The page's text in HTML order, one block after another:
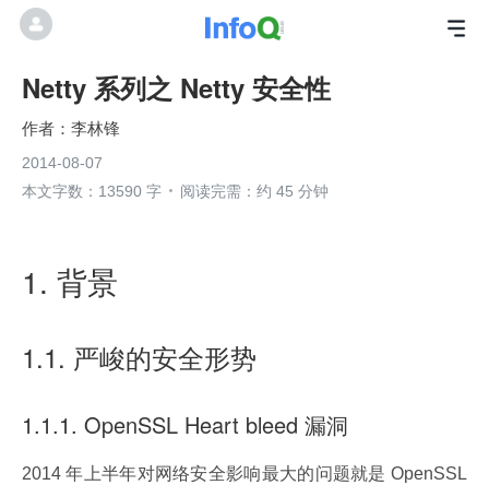
Netty 系列之 Netty 安全性
李林锋
2014-08-07
本文字数：13590 字
阅读完需：约 45 分钟
1. 背景
1.1. 严峻的安全形势
1.1.1. OpenSSL Heart bleed 漏洞
2014 年上半年对网络安全影响最大的问题就是 OpenSSL